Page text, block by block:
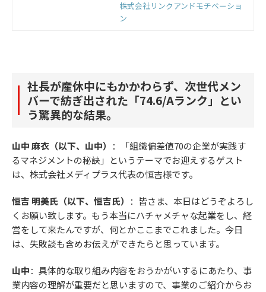
ウをもとに開発した国内初の組織改
善クラウドです。組織のモノサシ
株式会社リンクアンドモチベーショ
ン
社長が産休中にもかかわらず、次世代メン
バーで紡ぎ出された「74.6/Aランク」とい
う驚異的な結果。
山中 麻衣（以下、山中）
：「組織偏差値70の企業が実践す
るマネジメントの秘訣」というテーマでお迎えするゲスト
は、株式会社メディプラス代表の恒吉様です。
恒吉 明美氏（以下、恒吉氏）
：皆さま、本日はどうぞよろし
くお願い致します。もう本当にハチャメチャな起業をし、経
営をして来たんですが、何とかここまでこれました。今日
は、失敗談も含めお伝えができたらと思っています。
山中：具体的な取り組み内容をおうかがいするにあたり、事
業内容の理解が重要だと思いますので、事業のご紹介からお